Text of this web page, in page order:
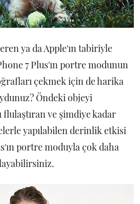
ya da Apple'ın tabiriyle
7 Plus'ın portre modunun
çekmek için de harika
Öndeki objeyi
ve şimdiye kadar
yapılabilen derinlik etkisi
portre moduyla çok daha